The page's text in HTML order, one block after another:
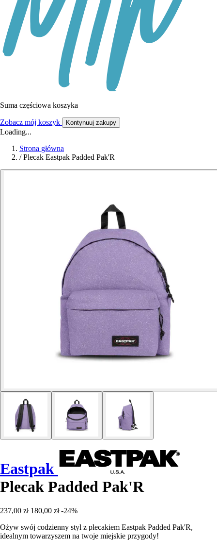
Suma częściowa koszyka
Zobacz mój koszyk Kontynuuj zakupy
Loading...
Strona główna
/ Plecak Eastpak Padded Pak'R
Eastpak
Plecak Padded Pak'R
237,00 zł 180,00 zł -24%
Ożyw swój codzienny styl z plecakiem Eastpak Padded Pak'R,
idealnym towarzyszem na twoje miejskie przygody!